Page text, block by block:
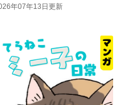
年07年13日更新